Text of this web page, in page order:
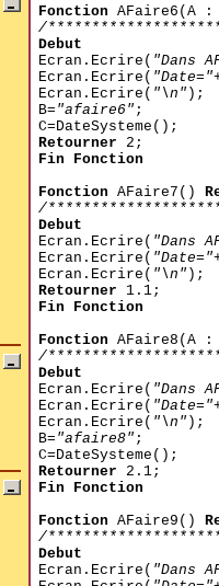
Fonction AFaire6(A
/
Debut
Ecran.Ecrire( "Dans
Ecran.Ecrire( "Date="
Ecran.Ecrire( "\n" );
B= "afaire6" ;
C=DateSysteme();
Retourner 2;
Fin Fonction
Fonction AFaire7()
/
Debut
Ecran.Ecrire( "Dans
Ecran.Ecrire( "Date="
Ecran.Ecrire( "\n" );
Retourner 1.1;
Fin Fonction
Fonction AFaire8(A
/
Debut
Ecran.Ecrire( "Dans
Ecran.Ecrire( "Date="
Ecran.Ecrire( "\n" );
B= "afaire8" ;
C=DateSysteme();
Retourner 2.1;
Fin Fonction
Fonction AFaire9()
/
Debut
Ecran.Ecrire( "Dans